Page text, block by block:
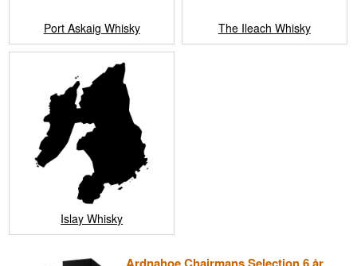
Port Askaig Whisky The Ileach Whisky
Islay Whisky